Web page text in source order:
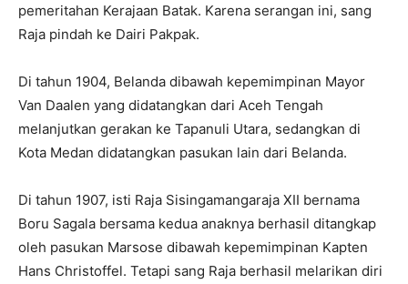
pemeritahan Kerajaan Batak. Karena serangan ini, sang
Raja pindah ke Dairi Pakpak.
Di tahun 1904, Belanda dibawah kepemimpinan Mayor
Van Daalen yang didatangkan dari Aceh Tengah
melanjutkan gerakan ke Tapanuli Utara, sedangkan di
Kota Medan didatangkan pasukan lain dari Belanda.
Di tahun 1907, isti Raja Sisingamangaraja XII bernama
Boru Sagala bersama kedua anaknya berhasil ditangkap
oleh pasukan Marsose dibawah kepemimpinan Kapten
Hans Christoffel. Tetapi sang Raja berhasil melarikan diri